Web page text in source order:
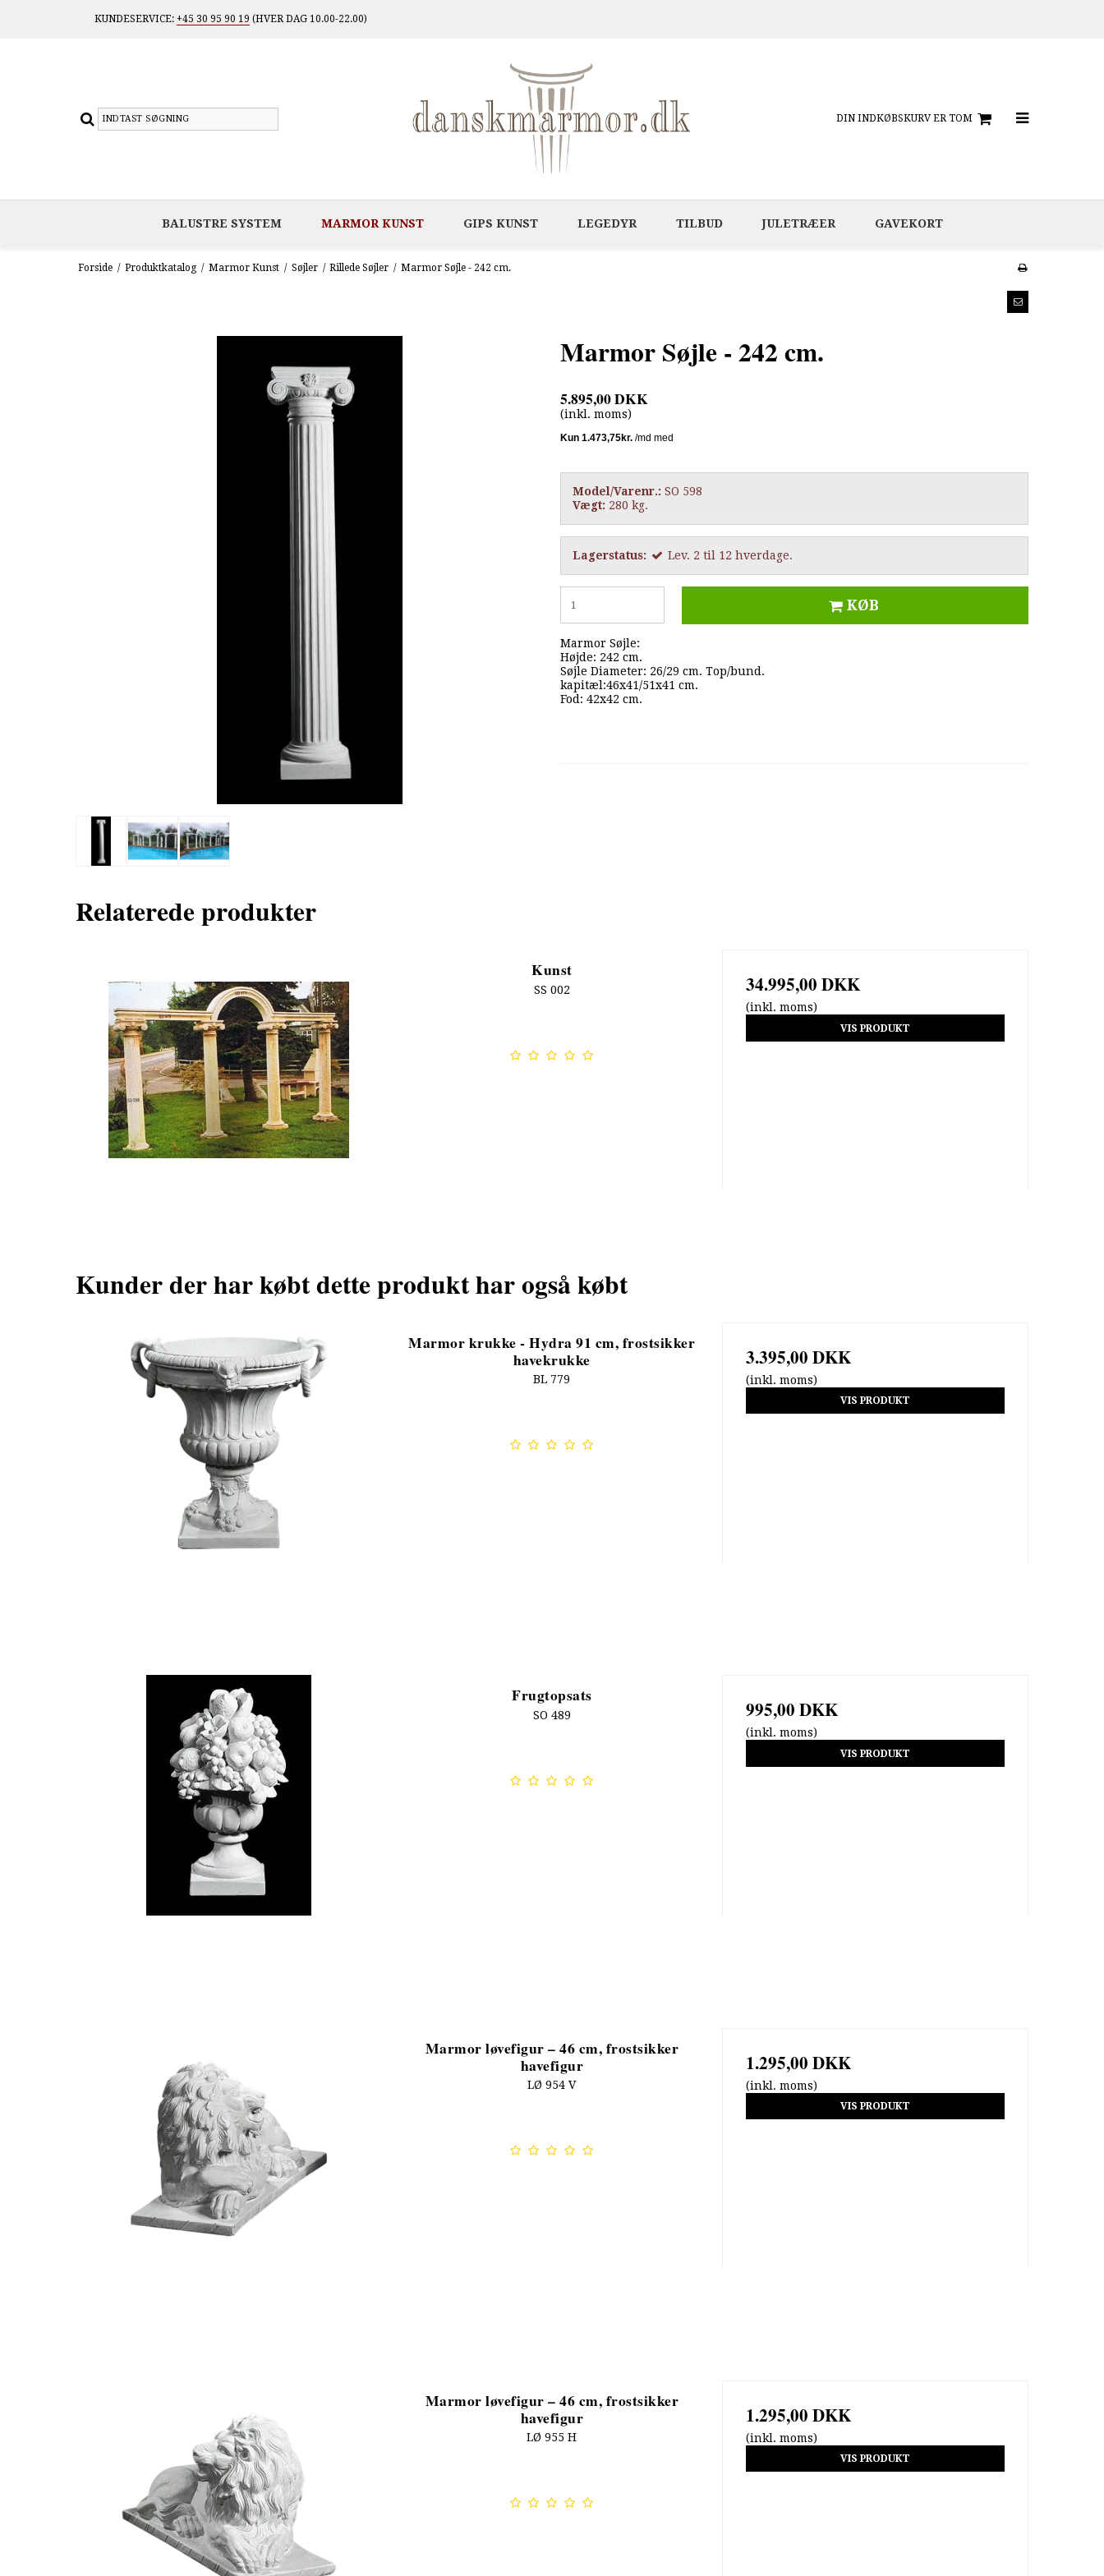
KUNDESERVICE: +45 30 95 90 19 (HVER DAG 10.00-22.00)
DIN INDKØBSKURV ER TOM
BALUSTRE SYSTEM MARMOR KUNST GIPS KUNST LEGEDYR TILBUD JULETRÆER GAVEKORT
Forside / Produktkatalog / Marmor Kunst / Søjler / Rillede Søjler / Marmor Søjle - 242 cm.
Marmor Søjle - 242 cm.
5.895,00 DKK
(inkl. moms)
Model/Varenr.: SO 598
Vægt: 280 kg.
Lagerstatus: Lev. 2 til 12 hverdage.
KØB
Marmor Søjle:
Højde: 242 cm.
Søjle Diameter: 26/29 cm. Top/bund.
kapitæl:46x41/51x41 cm.
Fod: 42x42 cm.
Relaterede produkter
Kunst
SS 002 34.995,00 DKK
(inkl. moms)
VIS PRODUKT
Kunder der har købt dette produkt har også købt
Marmor krukke - Hydra 91 cm, frostsikker
havekrukke
BL 779
3.395,00 DKK
(inkl. moms)
VIS PRODUKT
Frugtopsats
SO 489 995,00 DKK
(inkl. moms)
VIS PRODUKT
Marmor løvefigur – 46 cm, frostsikker
havefigur
LØ 954 V
1.295,00 DKK
(inkl. moms)
VIS PRODUKT
Marmor løvefigur – 46 cm, frostsikker
havefigur
LØ 955 H
1.295,00 DKK
(inkl. moms)
VIS PRODUKT